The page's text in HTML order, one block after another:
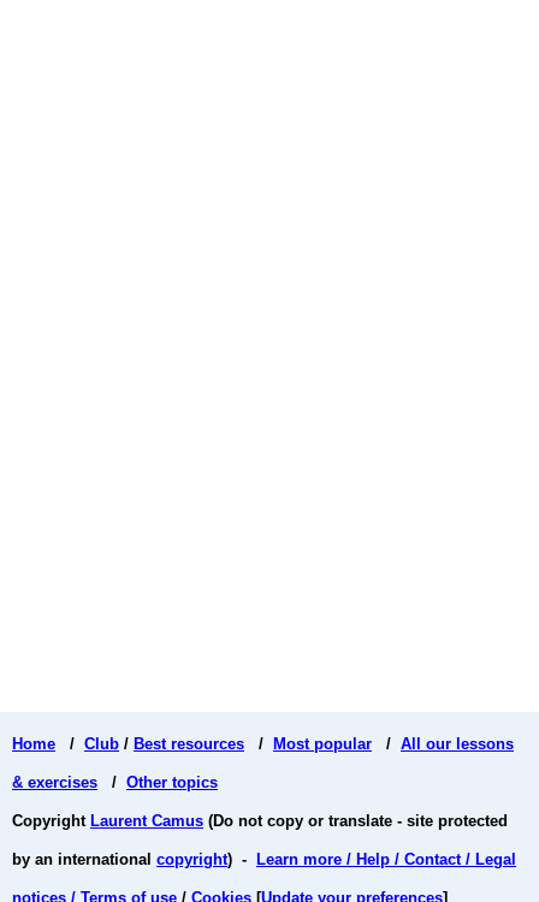
Home / Club / Best resources / Most popular / All our lessons
& exercises / Other topics
Copyright Laurent Camus (Do not copy or translate - site protected
by an international copyright) - Learn more / Help / Contact / Legal
notices / Terms of use / Cookies [Update your preferences]